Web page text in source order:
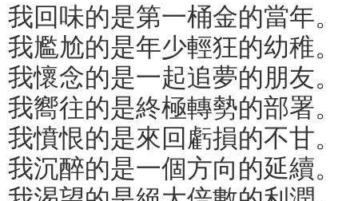
我回味的是第一桶金的當年。
我尷尬的是年少輕狂的幼稚。
我懷念的是一起追夢的朋友。
我嚮往的是終極轉勢的部署。
我憤恨的是來回虧損的不甘。
我沉醉的是一個方向的延續。